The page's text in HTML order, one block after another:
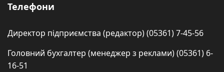
Телефони
Директор підприємства (редактор) (05361) 7-45-56
Головний бухгалтер (менеджер з реклами) (05361) 6-
16-51